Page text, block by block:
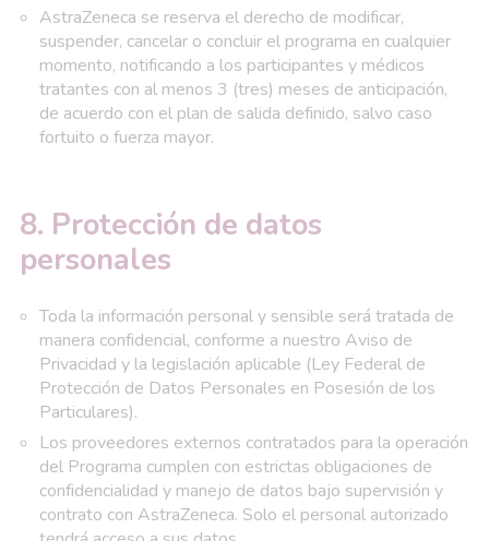
AstraZeneca se reserva el derecho de modificar,
suspender, cancelar o concluir el programa en cualquier
momento, notificando a los participantes y médicos
tratantes con al menos 3 (tres) meses de anticipación,
de acuerdo con el plan de salida definido, salvo caso
fortuito o fuerza mayor.
8. Protección de datos
personales
Toda la información personal y sensible será tratada de
manera confidencial, conforme a nuestro Aviso de
Privacidad y la legislación aplicable (Ley Federal de
Protección de Datos Personales en Posesión de los
Particulares).
Los proveedores externos contratados para la operación
del Programa cumplen con estrictas obligaciones de
confidencialidad y manejo de datos bajo supervisión y
contrato con AstraZeneca. Solo el personal autorizado